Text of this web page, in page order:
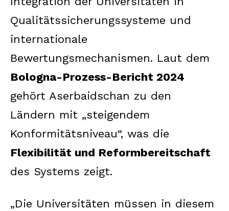
Qualitätssicherungssysteme und
internationale
Bewertungsmechanismen. Laut dem
Bologna-Prozess-Bericht 2024
gehört Aserbaidschan zu den
Ländern mit „steigendem
Konformitätsniveau“, was die
Flexibilität und Reformbereitschaft
des Systems zeigt.
„Die Universitäten müssen in diesem